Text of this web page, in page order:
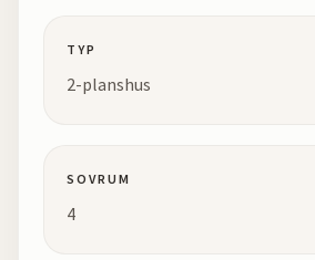
TYP
2-planshus
SOVRUM
4